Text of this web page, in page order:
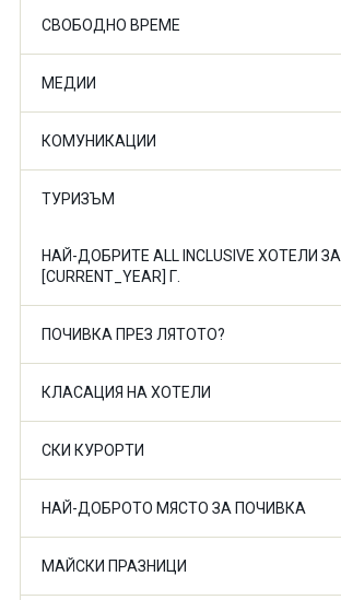
СВОБОДНО ВРЕМЕ
МЕДИИ
КОМУНИКАЦИИ
ТУРИЗЪМ
НАЙ-ДОБРИТЕ ALL INCLUSIVE ХОТЕЛИ ЗА
[CURRENT_YEAR] Г.
ПОЧИВКА ПРЕЗ ЛЯТОТО?
КЛАСАЦИЯ НА ХОТЕЛИ
СКИ КУРОРТИ
НАЙ-ДОБРОТО МЯСТО ЗА ПОЧИВКА
МАЙСКИ ПРАЗНИЦИ